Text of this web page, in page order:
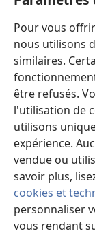
Pour vous
nous utilisons
similaires.
être refusés.
l'utilisation de
utilisons
expérience.
vendue ou
savoir plus,
cookies et
personnaliser
vous rendant
(ouvre
une
nouvelle
fenêtre)
Bibliothèque
(ouvre
une
nouvelle
fenêtre)
JW Hub®
(ouvre
une
nouvelle
fenêtre)
JW Library
Watchtower
Copyright© 2026